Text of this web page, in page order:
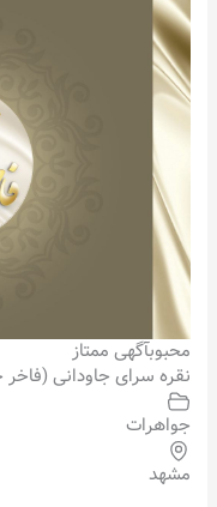
محبوبآگهی ممتاز
نقره سرای جاودانی
جواهرات
مشهد